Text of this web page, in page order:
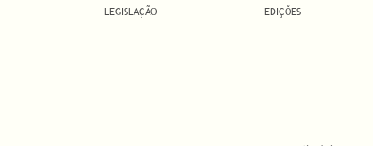
LEGISLAÇÃO
EDIÇÕES